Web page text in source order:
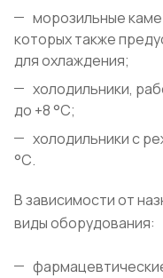
морозильные
которых также
для охлаждения;
холодильники,
до +8 °С;
холодильники с
°С.
В зависимости от
виды оборудования: